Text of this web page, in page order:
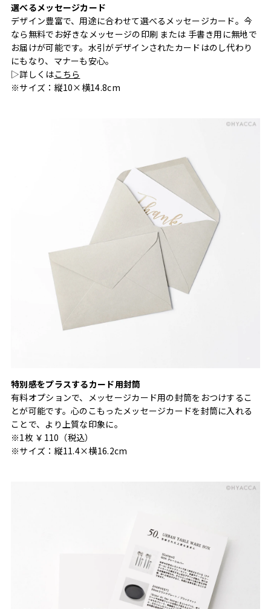
選べるメッセージカード
デザイン豊富で、用途に合わせて選べるメッセージカード。今
なら無料でお好きなメッセージの印刷 または 手書き用に無地で
お届けが可能です。水引がデザインされたカードはのし代わり
にもなり、マナーも安心。
▷詳しくはこちら
※サイズ：縦10×横14.8cm
特別感をプラスするカード用封筒
有料オプションで、メッセージカード用の封筒をおつけするこ
とが可能です。心のこもったメッセージカードを封筒に入れる
ことで、より上質な印象に。
※1枚 ￥110（税込）
※サイズ：縦11.4×横16.2cm